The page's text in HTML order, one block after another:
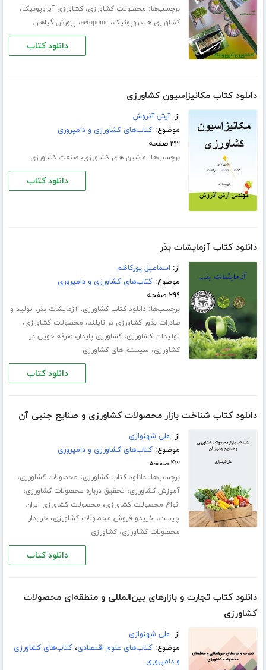
برچسب‌ها: محصولات کشاورزی،کشاورزی آیروپونیک،
کشاورزی هیدروپونیک،aeroponic، پرورش گیاهان
دانلود کتاب
دانلود کتاب مکانیزاسیون کشاورزی
از:آرش آذروش
موضوع:کتاب‌های کشاورزی و دامپروری
۳۳ صفحه
برچسب‌ها: ماشین های کشاورزی،صنعت کشاورزی
دانلود کتاب
دانلود کتاب آزمایشات بذر
از: اسماعیل پورکاظم
موضوع:کتاب‌های کشاورزی و دامپروری
۲۹۹ صفحه
برچسب‌ها:دانلود کتاب کشاورزی،آزمایشات بذر، تولید و
صادرات بذور کشاورزی در تایلند، محصولات کشاورزی،
تولیدات کشاورزی،کشاورزی پایدار،صرفه جویی در
کشاورزی، سیستم های کشاورزی
دانلود کتاب
دانلود کتاب شناخت بازار محصولات کشاورزی و صنایع جنبی آن
از: علی شهنوازی
موضوع:کتاب‌های کشاورزی و دامپروری
۴۳ صفحه
برچسب‌ها:دانلود کتاب کشاورزی، محصولات کشاورزی،
آموزش کشاورزی، تحقیق درباره محصولات کشاورزی،
انواع محصولات کشاورزی، محصولات کشاورزی ایران
چیست، خریدو فروش محصولات کشاورزی، خریدار
محصولات کشاورزی،کشاورزی
دانلود کتاب
دانلود کتاب تجارت و بازارهای بین‌المللی و منطقه‌ای محصولات
کشاورزی
از: علی شهنوازی
موضوع:کتاب‌های علوم اقتصادی،کتاب‌های کشاورزی
و دامپروری